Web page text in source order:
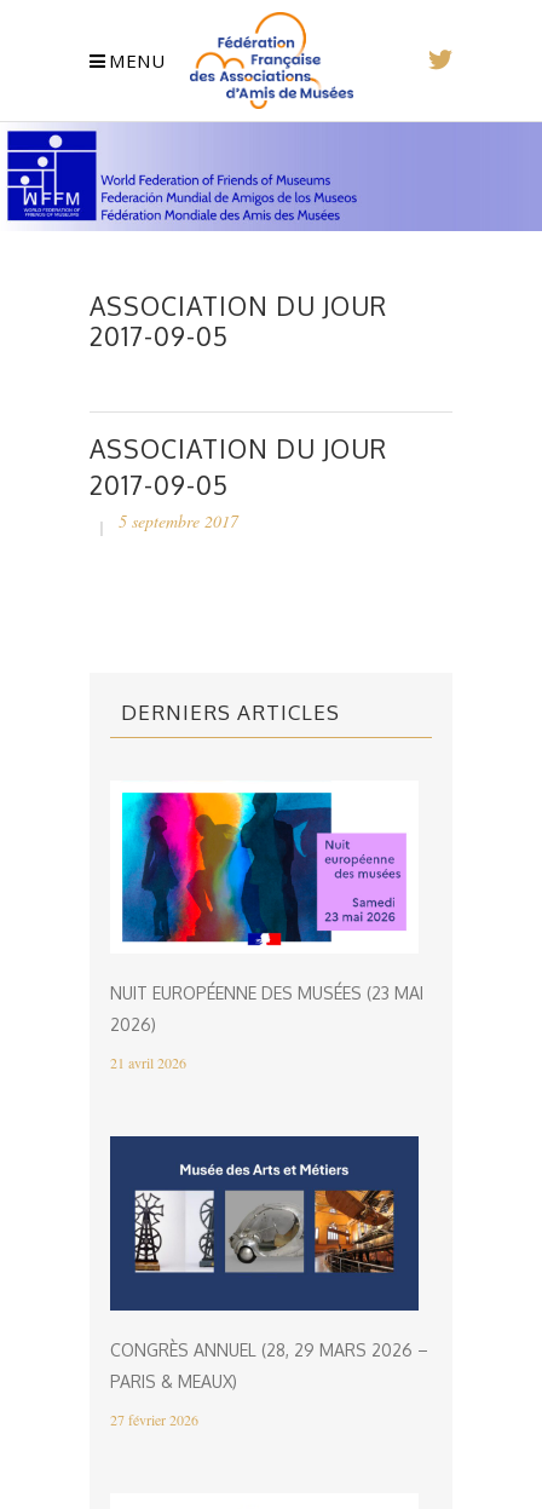
MENU
ASSOCIATION DU JOUR
2017-09-05
ASSOCIATION DU JOUR
2017-09-05
5 septembre 2017
DERNIERS ARTICLES
NUIT EUROPÉENNE DES MUSÉES (23 MAI
2026)
21 avril 2026
CONGRÈS ANNUEL (28, 29 MARS 2026 –
PARIS & MEAUX)
27 février 2026